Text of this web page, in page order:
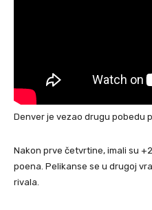
Denver je vezao drugu pobedu
Nakon prve četvrtine, imali su
poena. Pelikanse se u drugoj
rivala.